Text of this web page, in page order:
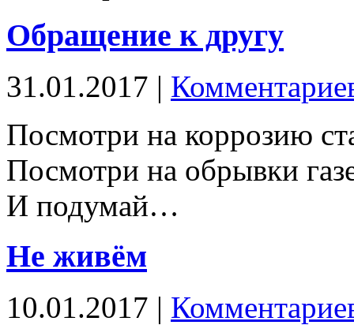
Обращение к другу
31.01.2017 |
Посмотри на коррозию
Посмотри на обрывки
И подумай…
Не живём
10.01.2017 |